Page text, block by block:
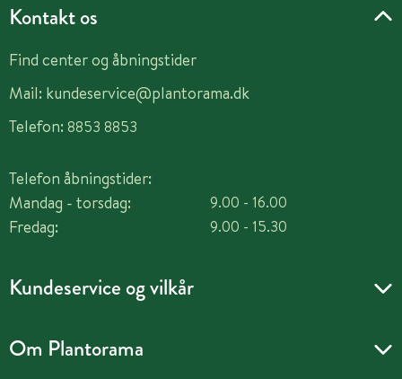
Kontakt os
Find center og åbningstider
Mail: kundeservice@plantorama.dk
Telefon: 8853 8853
Telefon åbningstider:
Mandag - torsdag:
Fredag:
9.00 - 16.00
9.00 - 15.30
Kundeservice og vilkår
Om Plantorama